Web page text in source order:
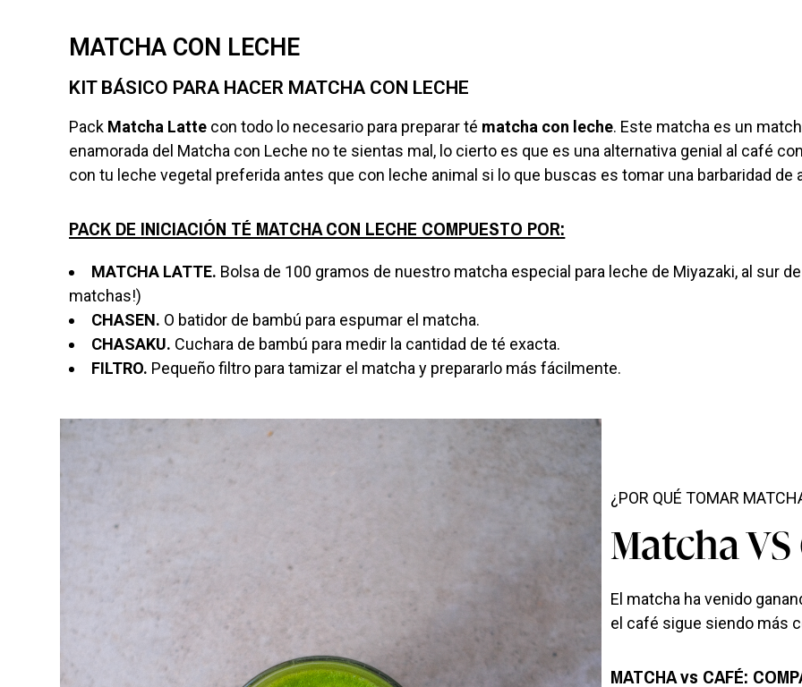
MATCHA CON LECHE
KIT BÁSICO PARA HACER MATCHA CON LECHE
Pack Matcha Latte con todo lo necesario para preparar té matcha con leche. Este matcha es un
enamorada del Matcha con Leche no te sientas mal, lo cierto es que es una alternativa genial al café
con tu leche vegetal preferida antes que con leche animal si lo que buscas es tomar una barbaridad de
PACK DE INICIACIÓN TÉ MATCHA CON LECHE COMPUESTO POR:
MATCHA LATTE. Bolsa de 100 gramos de nuestro matcha especial para leche de Miyazaki, al sur
matchas!)
CHASEN. O batidor de bambú para espumar el matcha.
CHASAKU. Cuchara de bambú para medir la cantidad de té exacta.
FILTRO. Pequeño filtro para tamizar el matcha y prepararlo más fácilmente.
¿POR QUÉ TOMAR
Matcha VS
El matcha ha venido
el café sigue siendo más
MATCHA vs CAFÉ: